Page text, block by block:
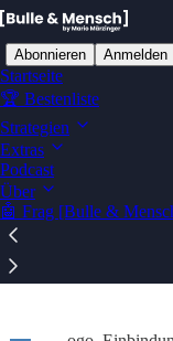
Abonnieren Anmelden
Startseite
🏆 Bestenliste
Strategien
Extras
Podcast
Über
🤖 Frag [Bulle &
MediaKit